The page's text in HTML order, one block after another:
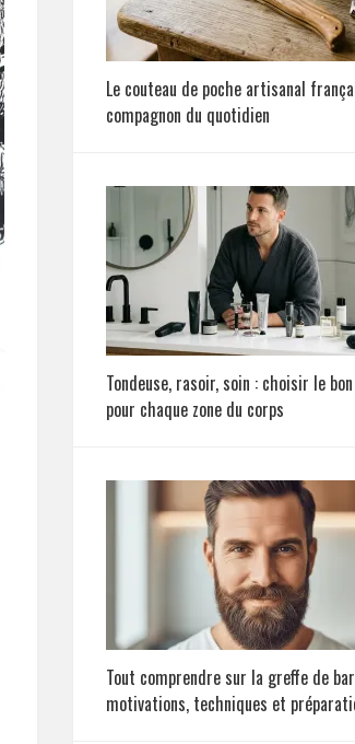
Le couteau de poche artisanal
compagnon du quotidien
Tondeuse, rasoir, soin : choisir le
pour chaque zone du corps
Tout comprendre sur la greffe de
motivations, techniques et